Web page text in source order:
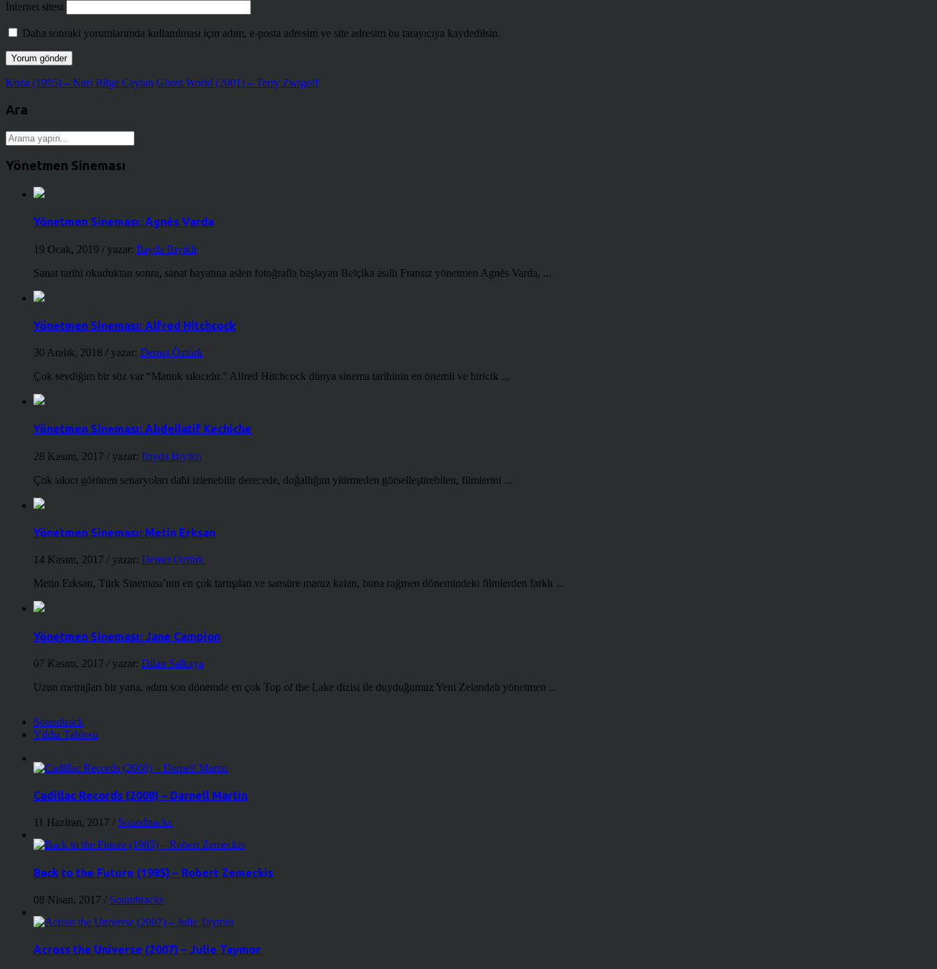
İnternet sitesi
Daha sonraki yorumlarımda kullanılması için adım, e-posta adresim ve site adresim bu tarayıcıya kaydedilsin.
Koza (1995) – Nuri Bilge Ceylan Ghost World (2001) – Terry Zwigoff
Ara
Yönetmen Sineması
Yönetmen Sineması: Agnès Varda
19 Ocak, 2019 / yazar: İlayda Bıyıklı
Sanat tarihi okuduktan sonra, sanat hayatına aslen fotoğrafla başlayan Belçika asıllı Fransız yönetmen Agnès Varda, ...
Yönetmen Sineması: Alfred Hitchcock
30 Aralık, 2018 / yazar: Demet Öztürk
Çok sevdiğim bir söz var “Mantık sıkıcıdır.” Alfred Hitchcock dünya sinema tarihinin en önemli ve biricik ...
Yönetmen Sineması: Abdellatif Kechiche
28 Kasım, 2017 / yazar: İlayda Bıyıklı
Çok sıkıcı görünen senaryoları dahi izlenebilir derecede, doğallığını yitirmeden görselleştirebilen, filmlerini ...
Yönetmen Sineması: Metin Erksan
14 Kasım, 2017 / yazar: Demet Öztürk
Metin Erksan, Türk Sineması’nın en çok tartışılan ve sansüre maruz kalan, buna rağmen dönemindeki filmlerden farklı ...
Yönetmen Sineması: Jane Campion
07 Kasım, 2017 / yazar: Dilan Salkaya
Uzun metrajları bir yana, adını son dönemde en çok Top of the Lake dizisi ile duyduğumuz Yeni Zelandalı yönetmen ...
Soundtrack
Yıldız Tablosu
Cadillac Records (2008) – Darnell Martin
11 Haziran, 2017 / Soundtracks
Back to the Future (1985) – Robert Zemeckis
08 Nisan, 2017 / Soundtracks
Across the Universe (2007) – Julie Taymor